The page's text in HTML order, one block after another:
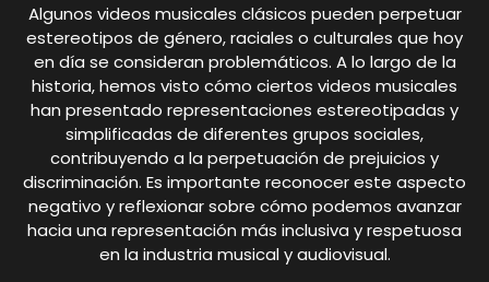
Algunos videos musicales clásicos pueden perpetuar
estereotipos de género, raciales o culturales que hoy
en día se consideran problemáticos. A lo largo de la
historia, hemos visto cómo ciertos videos musicales
han presentado representaciones estereotipadas y
simplificadas de diferentes grupos sociales,
contribuyendo a la perpetuación de prejuicios y
discriminación. Es importante reconocer este aspecto
negativo y reflexionar sobre cómo podemos avanzar
hacia una representación más inclusiva y respetuosa
en la industria musical y audiovisual.